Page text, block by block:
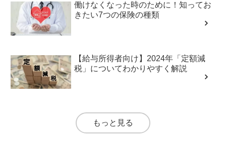
働けなくなった時のために！知ってお
きたい7つの保険の種類
【給与所得者向け】2024年「定額減
税」についてわかりやすく解説
もっと見る